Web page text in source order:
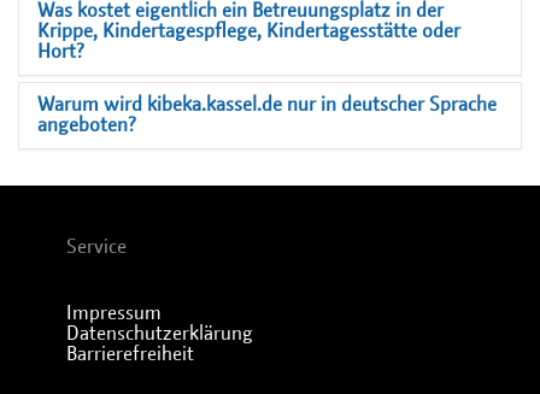
Was kostet eigentlich ein Betreuungsplatz in der
Krippe, Kindertagespflege, Kindertagesstätte oder
Hort?
Warum wird kibeka.kassel.de nur in deutscher Sprache
angeboten?
Service
Impressum
Datenschutzerklärung
Barrierefreiheit